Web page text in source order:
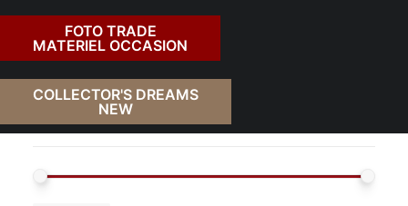
FOTO TRADE
MATERIEL OCCASION
COLLECTOR'S DREAMS
NEW
FILTRER PAR TARIF